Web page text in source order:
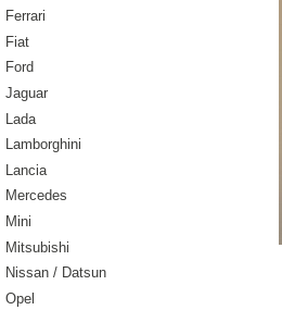
Ferrari
Fiat
Ford
Jaguar
Lada
Lamborghini
Lancia
Mercedes
Mini
Mitsubishi
Nissan / Datsun
Opel